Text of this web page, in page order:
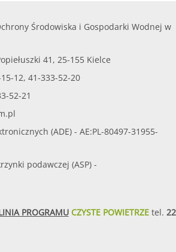
Środowiska i Gospodarki Wodnej w
41, 25-155 Kielce
12, 41-333-52-20
52-21
(ADE) - AE:PL-80497-31955-
podawczej (ASP) -
PROGRAMUCZYSTE POWIETRZEtel. 22